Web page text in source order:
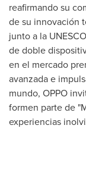
reafirmando su
de su innovación
junto a la
de doble
en el mercado
avanzada e
mundo, OPPO
formen parte de
experiencias